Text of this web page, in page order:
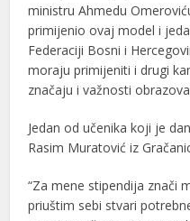
ministru Ahmedu
primijenio ovaj model i
Federaciji Bosni i
moraju primijeniti i drugi
značaju i važnosti
Jedan od učenika koji je
Rasim Muratović iz
“Za mene stipendija znači
priuštim sebi stvari